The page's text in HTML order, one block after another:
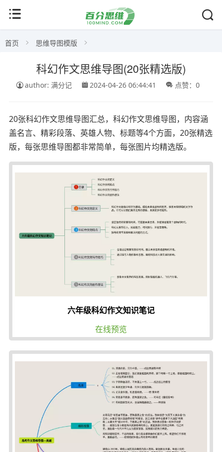
首页 思维导图模版
科幻作文思维导图(20张精选版)
author: 满分记 2024-04-26 06:44:41 点赞：0
20张科幻作文思维导图汇总，科幻作文思维导图，内容涵
盖名言、精彩段落、英雄人物、标题等4个方面，20张精选
版，每张思维导图都非常简单，每张图片均精选版。
六年级科幻作文知识笔记
在线预览